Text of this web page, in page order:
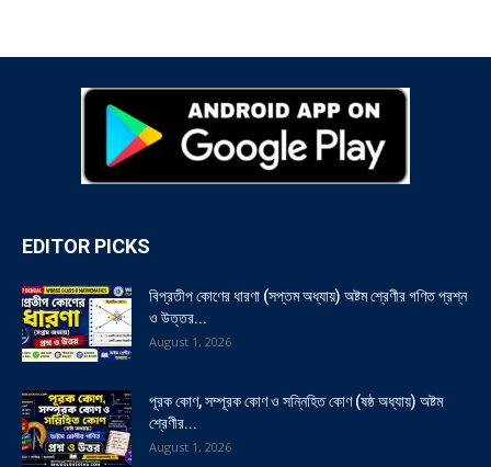
EDITOR PICKS
বিপ্রতীপ কোণের ধারণা (সপ্তম অধ্যায়) অষ্টম শ্রেণীর গণিত প্রশ্ন
ও উত্তর...
August 1, 2026
পূরক কোণ, সম্পূরক কোণ ও সন্নিহিত কোণ (ষষ্ঠ অধ্যায়) অষ্টম
শ্রেণীর...
August 1, 2026